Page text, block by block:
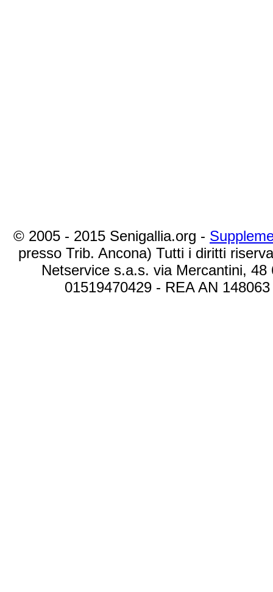
© 2005 - 2015 Senigallia.org -
presso Trib. Ancona) Tutti i diritti
Netservice s.a.s. via Mercantini,
01519470429 - REA AN